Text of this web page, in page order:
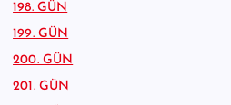
198. GÜN
199. GÜN
200. GÜN
201. GÜN